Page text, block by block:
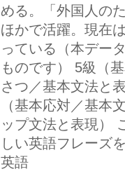
める。「外国人の
ほかで活躍。現在
っている（本デー
ものです） 5級（
さつ／基本文法と
（基本応対／基本
ップ文法と表現）
しい英語フレーズ
英語